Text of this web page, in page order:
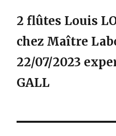
2 flûtes Louis
chez Maître
22/07/2023
GALL